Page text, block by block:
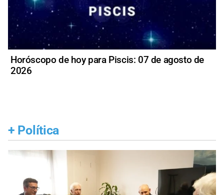
Horóscopo de hoy para Piscis: 07 de agosto de
2026
+ Política